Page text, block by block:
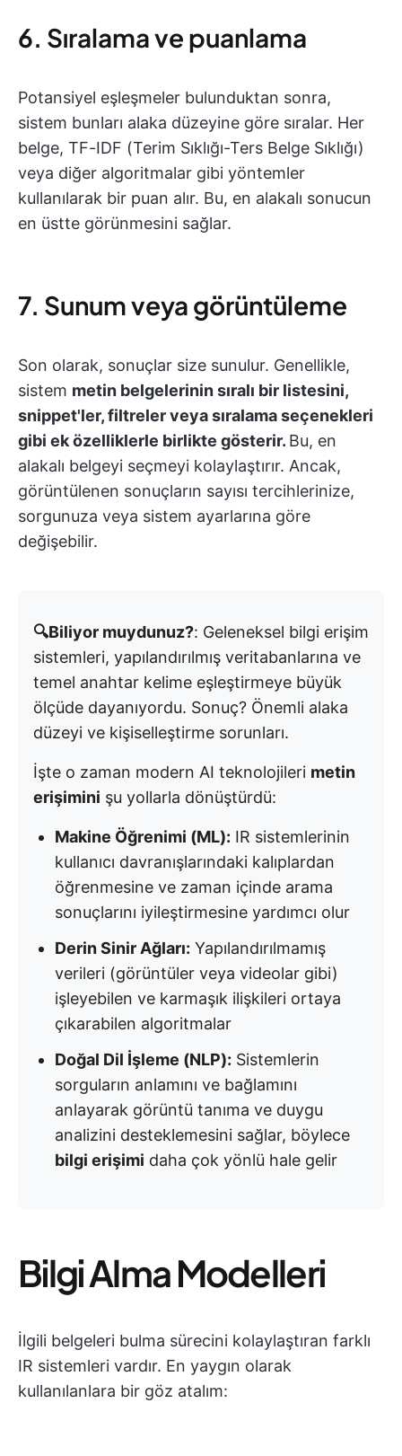
6. Sıralama ve puanlama
Potansiyel eşleşmeler bulunduktan sonra,
sistem bunları alaka düzeyine göre sıralar. Her
belge, TF-IDF (Terim Sıklığı-Ters Belge Sıklığı)
veya diğer algoritmalar gibi yöntemler
kullanılarak bir puan alır. Bu, en alakalı sonucun
en üstte görünmesini sağlar.
7. Sunum veya görüntüleme
Son olarak, sonuçlar size sunulur. Genellikle,
sistem metin belgelerinin sıralı bir listesini,
snippet'ler, filtreler veya sıralama seçenekleri
gibi ek özelliklerle birlikte gösterir. Bu, en
alakalı belgeyi seçmeyi kolaylaştırır. Ancak,
görüntülenen sonuçların sayısı tercihlerinize,
sorgunuza veya sistem ayarlarına göre
değişebilir.
🔍Biliyor muydunuz?: Geleneksel bilgi erişim
sistemleri, yapılandırılmış veritabanlarına ve
temel anahtar kelime eşleştirmeye büyük
ölçüde dayanıyordu. Sonuç? Önemli alaka
düzeyi ve kişiselleştirme sorunları.
İşte o zaman modern AI teknolojileri metin
erişimini şu yollarla dönüştürdü:
Makine Öğrenimi (ML): IR sistemlerinin
kullanıcı davranışlarındaki kalıplardan
öğrenmesine ve zaman içinde arama
sonuçlarını iyileştirmesine yardımcı olur
Derin Sinir Ağları: Yapılandırılmamış
verileri (görüntüler veya videolar gibi)
işleyebilen ve karmaşık ilişkileri ortaya
çıkarabilen algoritmalar
Doğal Dil İşleme (NLP): Sistemlerin
sorguların anlamını ve bağlamını
anlayarak görüntü tanıma ve duygu
analizini desteklemesini sağlar, böylece
bilgi erişimi daha çok yönlü hale gelir
Bilgi Alma Modelleri
İlgili belgeleri bulma sürecini kolaylaştıran farklı
IR sistemleri vardır. En yaygın olarak
kullanılanlara bir göz atalım: